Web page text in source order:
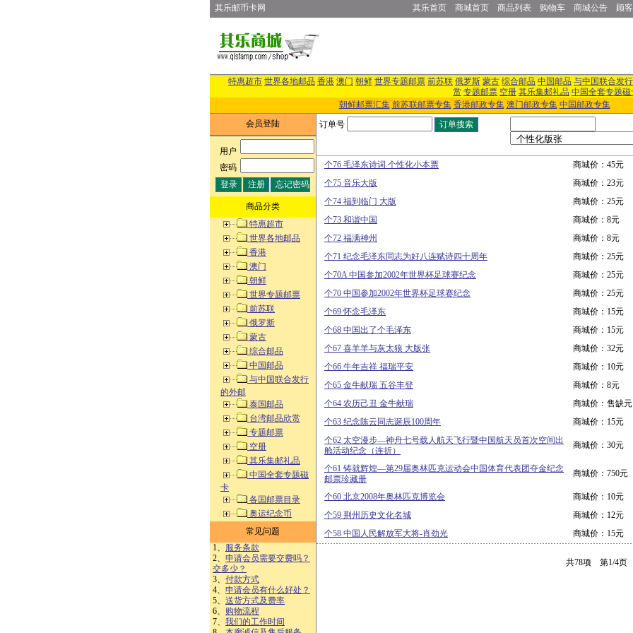
其乐邮币卡网 其乐首页 商城首页 商品列表 购物车 商城公告 顾
特惠超市 世界各地邮品 香港 澳门 朝鲜 世界专题邮票 前苏联 俄罗斯 蒙古 综合邮品 中国邮品 与中国联合发
赏 专题邮票 空册 其乐集邮礼品 中国全套专题磁
朝鲜邮票汇集 前苏联邮票专集 香港邮政专集 澳门邮政专集 中国邮政专集
会员登陆
用户:
密码:
商品分类
特惠超市
世界各地邮品
香港
澳门
朝鲜
世界专题邮票
前苏联
俄罗斯
蒙古
综合邮品
中国邮品
与中国联合发行
的外邮
泰国邮品
台湾邮品欣赏
专题邮票
空册
其乐集邮礼品
中国全套专题磁
卡
各国邮票目录
奥运纪念币
常见问题
1、 服务条款
2、 申请会员需要交费吗？
交多少？
3、 付款方式
4、 申请会员有什么好处？
5、 送货方式及费率
6、 购物流程
7、 我们的工作时间
订单号
个76 毛泽东诗词 个性化小本票
商城价：45元
个75 音乐大版
商城价：23元
个74 福到临门 大版
商城价：25元
个73 和谐中国
商城价：8元
个72 福满神州
商城价：8元
个71 纪念毛泽东同志为好八连赋诗四十周年
商城价：25元
个70A 中国参加2002年世界杯足球赛纪念
商城价：25元
个70 中国参加2002年世界杯足球赛纪念
商城价：25元
个69 怀念毛泽东
商城价：15元
个68 中国出了个毛泽东
商城价：15元
个67 喜羊羊与灰太狼 大版张
商城价：32元
个66 牛年吉祥 福瑞平安
商城价：10元
个65 金牛献瑞 五谷丰登
商城价：8元
个64 农历己丑 金牛献瑞
商城价：售缺元
个63 纪念陈云同志诞辰100周年
商城价：15元
个62 太空漫步—神舟七号载人航天飞行暨中国航天员首次空间出
舱活动纪念（连折）
商城价：30元
个61 铸就辉煌—第29届奥林匹克运动会中国体育代表团夺金纪念
邮票珍藏册
商城价：750元
个60 北京2008年奥林匹克博览会
商城价：10元
个59 荆州历史文化名城
商城价：12元
个58 中国人民解放军大将-肖劲光
商城价：15元
共78项 第1/4